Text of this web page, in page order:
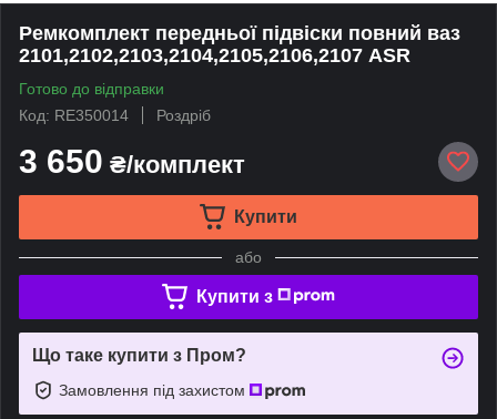
Ремкомплект передньої підвіски повний ваз
2101,2102,2103,2104,2105,2106,2107 ASR
Готово до відправки
Код: RE350014
Роздріб
3 650 ₴/комплект
Купити
або
Купити з
Що таке купити з Пром?
Замовлення під захистом